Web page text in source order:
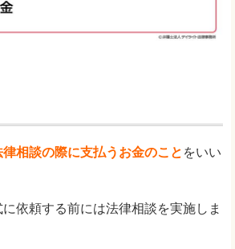
律相談の際に支払うお金のこと をいい
依頼する前には法律相談を実施しま